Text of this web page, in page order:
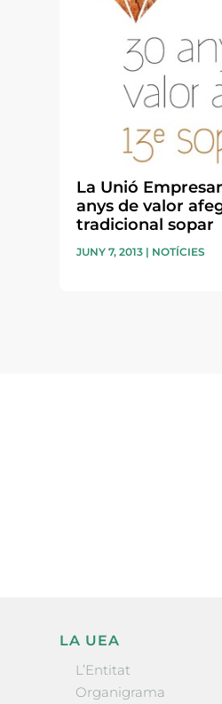
La Unió
anys de valor
tradicional sopar
JUNY 7, 2013 | NOTÍCIES
LA UEA
L’Entitat
Organigrama